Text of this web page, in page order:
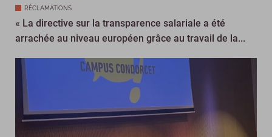
RÉCLAMATIONS
« La directive sur la transparence salariale a été
arrachée au niveau européen grâce au travail de la...